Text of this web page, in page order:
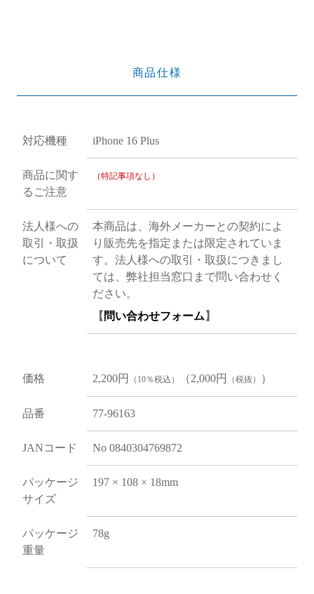
商品仕様
対応機種 iPhone 16 Plus
商品に関す
るご注意
（特記事項なし）
法人様への
取引・取扱
について
本商品は、海外メーカーとの契約によ
り販売先を指定または限定されていま
す。法人様への取引・取扱につきまし
ては、弊社担当窓口まで問い合わせく
ださい。
【 問い合わせフォーム 】
価格 2,200円 （10％税込） （2,000円 （税抜） ）
品番 77-96163
JANコード No 0840304769872
パッケージ
サイズ
197 × 108 × 18mm
パッケージ
重量
78g